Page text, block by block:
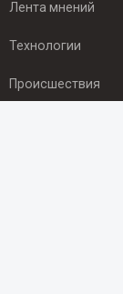
Лента мнений
Технологии
Происшествия